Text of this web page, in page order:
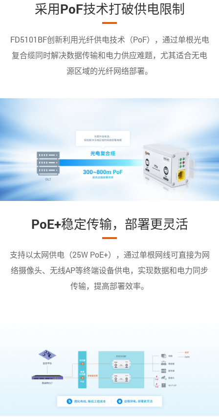
采用PoF技术打破供电限制
FD5101BF创新利用光纤供电技术（PoF），通过单根光电
复合缆同时解决数据传输和电力供应难题，尤其适合无电
源区域的光纤网络部署。
PoE+稳定传输，部署更灵活
支持以太网供电（25W PoE+），通过单根网线可直接为网
络摄像头、无线AP等终端设备供电，实现数据和电力同步
传输，提高部署效率。